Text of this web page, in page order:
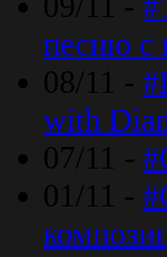
песню с
08/11 -
with
07/11 -
01/11 -